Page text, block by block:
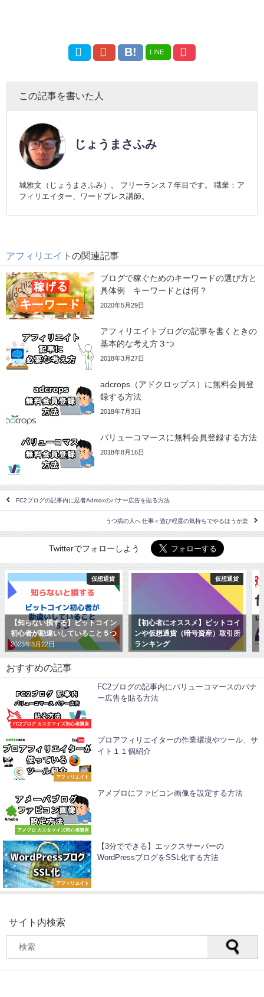
LINE
この記事を書いた人
じょうまさふみ
城雅文（じょうまさふみ）。 フリーランス７年目です。 職業：ア
フィリエイター、ワードプレス講師。
アフィリエイト の関連記事
ブログで稼ぐためのキーワードの選び方と
具体例 キーワードとは何？
2020年5月29日
アフィリエイトブログの記事を書くときの
基本的な考え方３つ
2018年3月27日
adcrops（アドクロップス）に無料会員登
録する方法
2018年7月3日
バリューコマースに無料会員登録する方法
2018年8月16日
FC2ブログの記事内に忍者Admaxのバナー広告を貼る方法
うつ病の人へ 仕事＝遊び程度の気持ちでやるほうが楽
Twitterでフォローしよう
ビットコイン
いること５つ
【初心者にオススメ】ビットコイ
ンや仮想通貨（暗号資産）取引所
ランキング
2021年5月28日
ア
アフィリエイト初心者
のASP一覧 11選
おすすめの記事
FC2ブログ カスタマイズ初心者講座
FC2ブログの記事内にバリューコマースのバナ
ー広告を貼る方法
アフィリエイト
プロアフィリエイターの作業環境やツール、サ
イト１１個紹介
アメブロ カスタマイズ初心者講座
アメブロにファビコン画像を設定する方法
アフィリエイト
【3分でできる】エックスサーバーの
WordPressブログをSSL化する方法
サイト内検索